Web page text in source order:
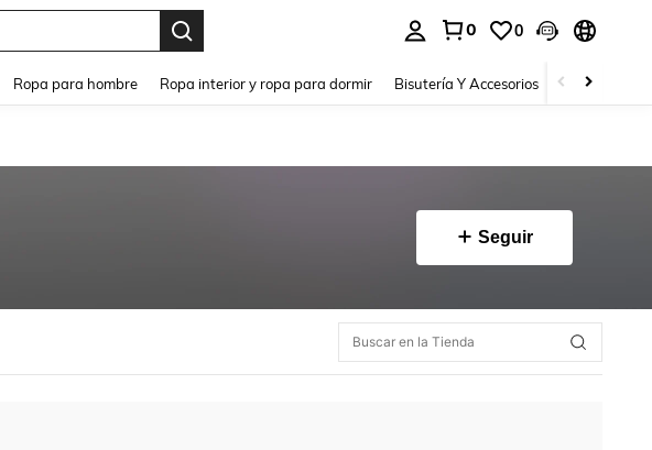
0 0
Ropa para hombre Ropa interior y ropa para dormir Bisutería Y Accesorios Zapatos
Seguir